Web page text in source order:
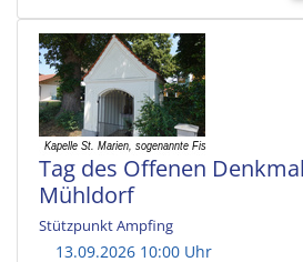
Tag des Offenen
Mühldorf
Stützpunkt Ampfing
13.09.2026 10:00 Uhr